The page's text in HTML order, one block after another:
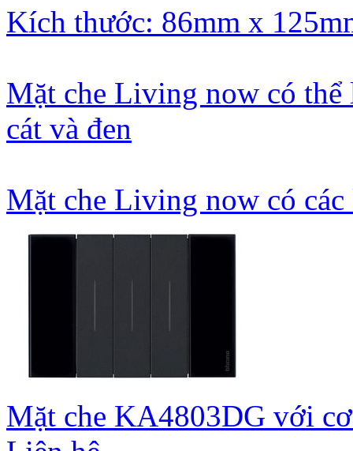
Kích thước: 86mm x
Mặt che Living now có thể
cát và đen
Mặt che Living now có
Mặt che KA4803DG với